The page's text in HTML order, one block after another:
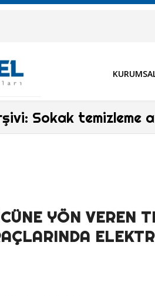
Sokak temizleme
YÖN VEREN